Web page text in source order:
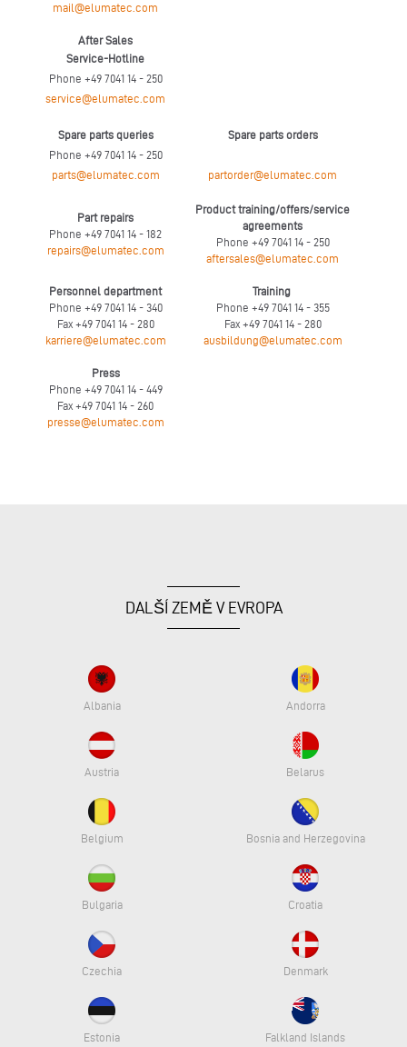
mail@elumatec.com
After Sales
Service-Hotline
Phone +49 7041 14 - 250
service@elumatec.com
Spare parts queries
Phone +49 7041 14 - 250
parts@elumatec.com
Spare parts orders
partorder@elumatec.com
Part repairs
Phone +49 7041 14 - 182
repairs@elumatec.com
Product training/offers/service
agreements
Phone +49 7041 14 - 250
aftersales@elumatec.com
Personnel department
Phone +49 7041 14 - 340
Fax +49 7041 14 - 280
karriere@elumatec.com
Training
Phone +49 7041 14 - 355
Fax +49 7041 14 - 280
ausbildung@elumatec.com
Press
Phone +49 7041 14 - 449
Fax +49 7041 14 - 260
presse@elumatec.com
DALŠÍ ZEMĚ V EVROPA
Albania Andorra
Austria Belarus
Belgium Bosnia and Herzegovina
Bulgaria Croatia
Czechia Denmark
Estonia Falkland Islands